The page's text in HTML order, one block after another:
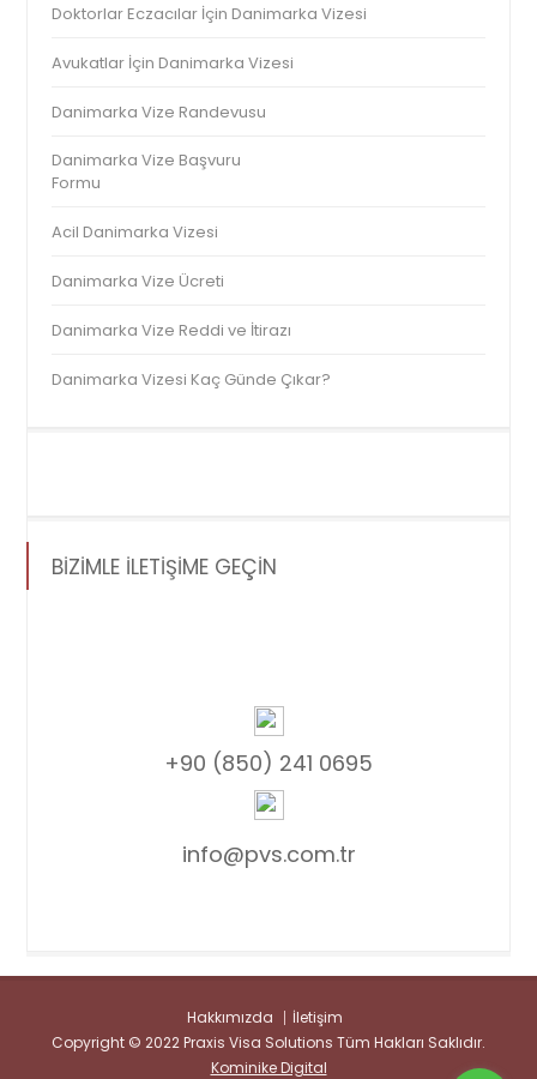
Doktorlar Eczacılar İçin Danimarka Vizesi
Avukatlar İçin Danimarka Vizesi
Danimarka Vize Randevusu
Danimarka Vize Başvuru
Formu
Acil Danimarka Vizesi
Danimarka Vize Ücreti
Danimarka Vize Reddi ve İtirazı
Danimarka Vizesi Kaç Günde Çıkar?
BİZİMLE İLETİŞİME GEÇİN
+90 (850) 241 0695
info@pvs.com.tr
Hakkımızda
İletişim
Copyright © 2022 Praxis Visa Solutions Tüm Hakları Saklıdır.
Kominike Digital